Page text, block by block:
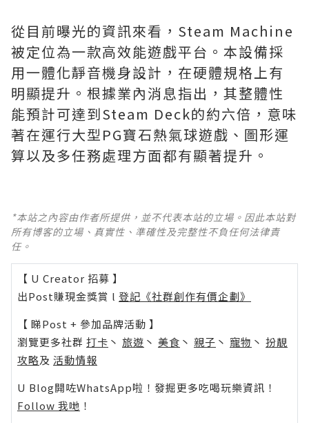
從目前曝光的資訊來看，Steam Machine
被定位為一款高效能遊戲平台。本設備採
用一體化靜音機身設計，在硬體規格上有
明顯提升。根據業內消息指出，其整體性
能預計可達到Steam Deck的約六倍，意味
著在運行大型PG寶石熱氣球遊戲、圖形運
算以及多任務處理方面都有顯著提升。
*本站之內容由作者所提供，並不代表本站的立場。因此本站對
所有博客的立場、真實性、準確性及完整性不負任何法律責
任。
【 U Creator 招募 】
出Post賺現金獎賞 l 登記《社群創作有價企劃》
【 睇Post + 參加品牌活動 】
瀏覽更多社群 打卡 丶 旅遊 丶 美食 丶 親子 丶 寵物 丶 扮靚
攻略及 活動情報
U Blog開咗WhatsApp啦！發掘更多吃喝玩樂資訊！
Follow 我哋 ！